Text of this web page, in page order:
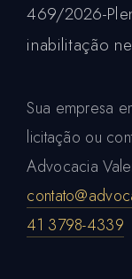
469/2026-
inabilitação
Sua empresa
licitação ou
Advocacia
41 3798-4339